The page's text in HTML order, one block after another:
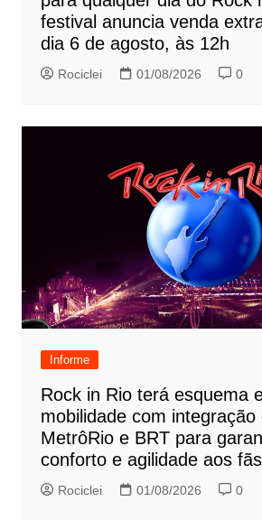
festival anuncia venda
dia 6 de agosto, às 12h
Rociclei 01/08/2026 0
Informe
Rock in Rio terá esquema
mobilidade com integração
MetrôRio e BRT para
conforto e agilidade aos fãs
Rociclei 01/08/2026 0